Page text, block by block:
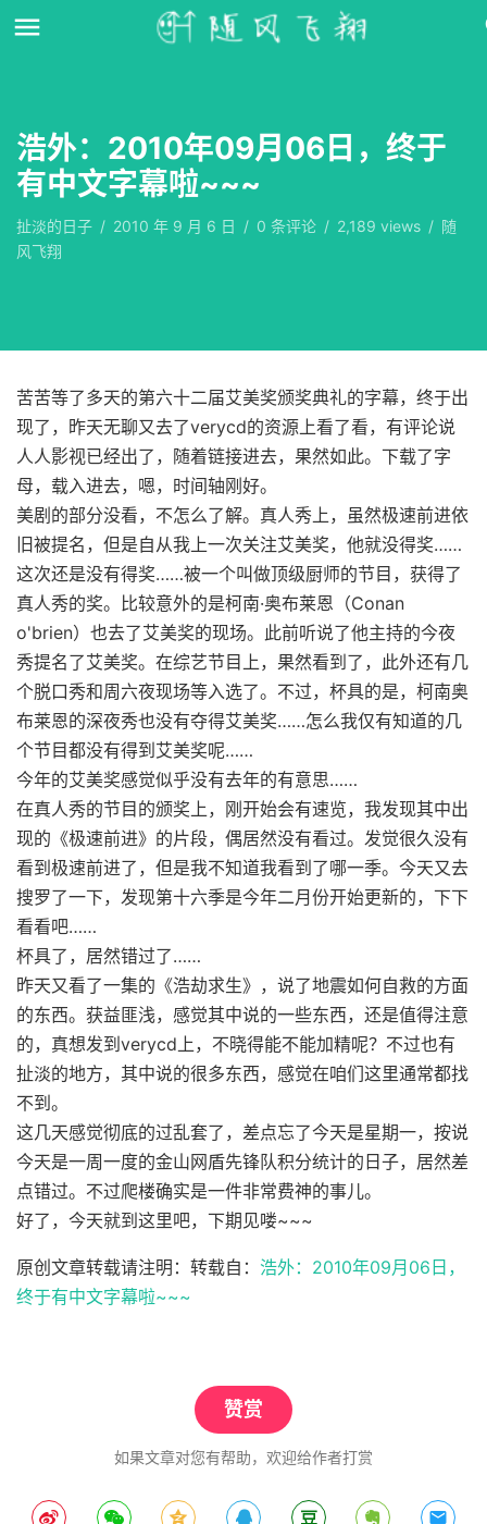
浩外：2010年09月06日，终于
有中文字幕啦~~~
扯淡的日子 / 2010 年 9 月 6 日 / 0 条评论 / 2,189 views / 随
风飞翔
苦苦等了多天的第六十二届艾美奖颁奖典礼的字幕，终于出
现了，昨天无聊又去了verycd的资源上看了看，有评论说
人人影视已经出了，随着链接进去，果然如此。下载了字
母，载入进去，嗯，时间轴刚好。
美剧的部分没看，不怎么了解。真人秀上，虽然极速前进依
旧被提名，但是自从我上一次关注艾美奖，他就没得奖……
这次还是没有得奖……被一个叫做顶级厨师的节目，获得了
真人秀的奖。比较意外的是柯南·奥布莱恩（Conan
o'brien）也去了艾美奖的现场。此前听说了他主持的今夜
秀提名了艾美奖。在综艺节目上，果然看到了，此外还有几
个脱口秀和周六夜现场等入选了。不过，杯具的是，柯南奥
布莱恩的深夜秀也没有夺得艾美奖……怎么我仅有知道的几
个节目都没有得到艾美奖呢……
今年的艾美奖感觉似乎没有去年的有意思……
在真人秀的节目的颁奖上，刚开始会有速览，我发现其中出
现的《极速前进》的片段，偶居然没有看过。发觉很久没有
看到极速前进了，但是我不知道我看到了哪一季。今天又去
搜罗了一下，发现第十六季是今年二月份开始更新的，下下
看看吧……
杯具了，居然错过了……
昨天又看了一集的《浩劫求生》，说了地震如何自救的方面
的东西。获益匪浅，感觉其中说的一些东西，还是值得注意
的，真想发到verycd上，不晓得能不能加精呢？不过也有
扯淡的地方，其中说的很多东西，感觉在咱们这里通常都找
不到。
这几天感觉彻底的过乱套了，差点忘了今天是星期一，按说
今天是一周一度的金山网盾先锋队积分统计的日子，居然差
点错过。不过爬楼确实是一件非常费神的事儿。
好了，今天就到这里吧，下期见喽~~~
原创文章转载请注明：转载自： 浩外：2010年09月06日，
终于有中文字幕啦~~~
赞赏
如果文章对您有帮助，欢迎给作者打赏